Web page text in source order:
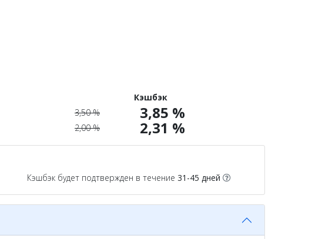
Кэшбэк
3,50 % 3,85 %
2,00 % 2,31 %
Кэшбэк будет подтвержден в течение 31-45 дней